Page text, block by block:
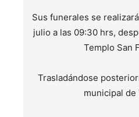
Sus funerales se
julio a las 09:30 hrs,
Templo San
Trasladándose
municipal de